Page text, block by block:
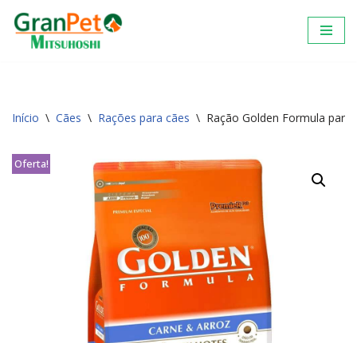
Pular
Início \ Cães \ Rações para cães \ Ração Golden Formula para
Oferta!